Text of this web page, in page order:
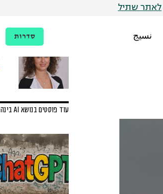
לאתר שתיל
نسيج סדרות
עוד פוסטים בנושא AI בינה מלאכותית